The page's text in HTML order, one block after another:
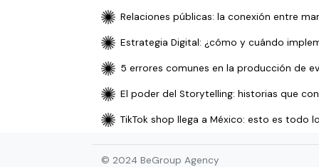
Relaciones públicas: la conexión entre
Estrategia Digital: ¿cómo y cuándo
5 errores comunes en la producción de
⁠⁠El poder del Storytelling: historias que
TikTok shop llega a México: esto es todo
© 2024 BeGroup Agency